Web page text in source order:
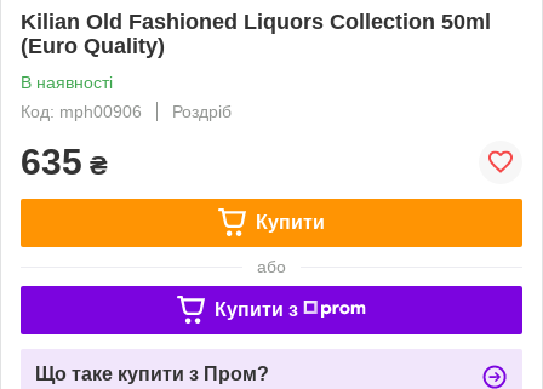
Kilian Old Fashioned Liquors Collection 50ml
(Euro Quality)
В наявності
Код: mph00906
Роздріб
635 ₴
Купити
або
Купити з
Що таке купити з Пром?